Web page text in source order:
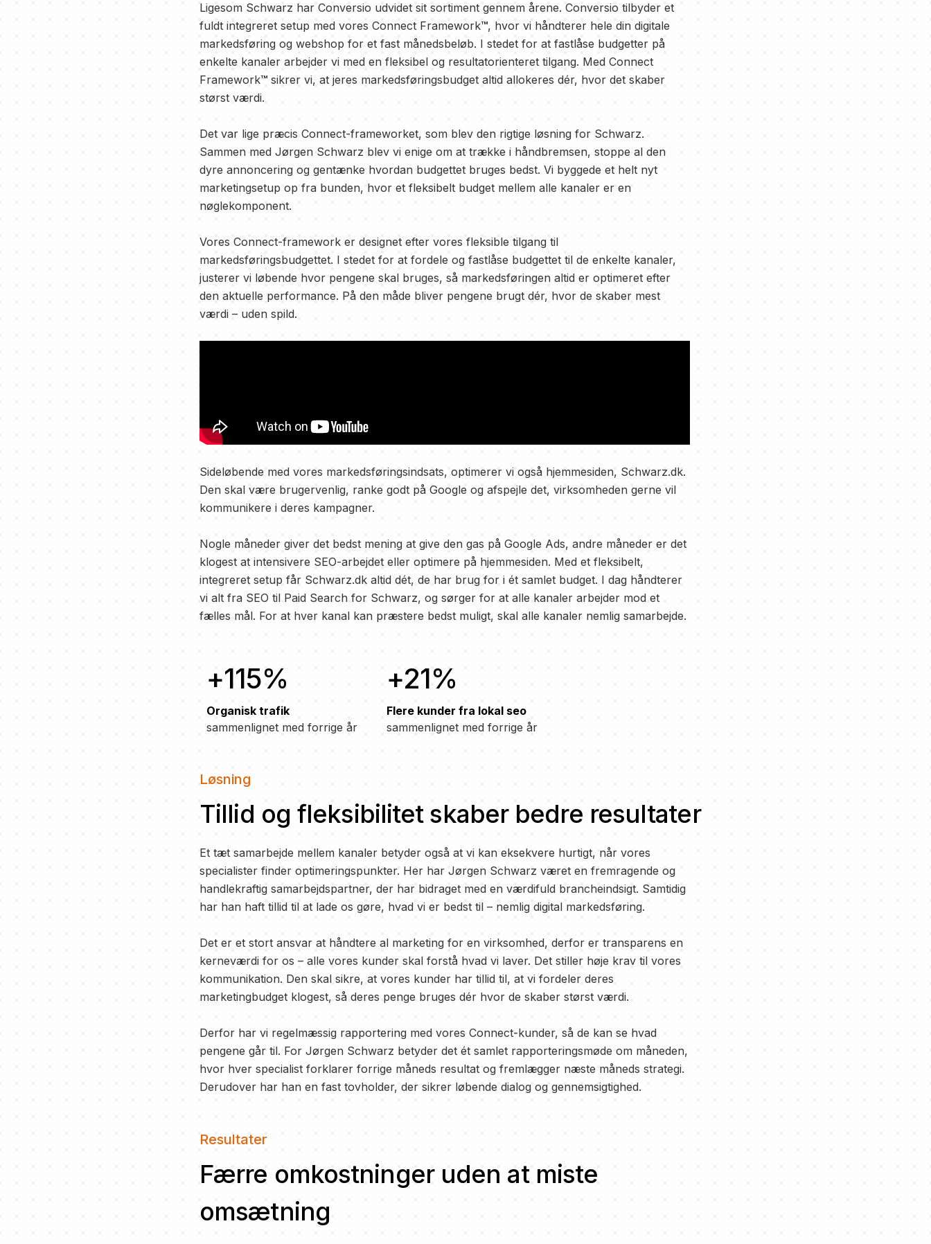
Ligesom Schwarz har Conversio udvidet sit sortiment gennem årene. Conversio tilbyder et
fuldt integreret setup med vores Connect Framework™, hvor vi håndterer hele din digitale
markedsføring og webshop for et fast månedsbeløb. I stedet for at fastlåse budgetter på
enkelte kanaler arbejder vi med en fleksibel og resultatorienteret tilgang. Med Connect
Framework™ sikrer vi, at jeres markedsføringsbudget altid allokeres dér, hvor det skaber
størst værdi.
Det var lige præcis Connect-frameworket, som blev den rigtige løsning for Schwarz.
Sammen med Jørgen Schwarz blev vi enige om at trække i håndbremsen, stoppe al den
dyre annoncering og gentænke hvordan budgettet bruges bedst. Vi byggede et helt nyt
marketingsetup op fra bunden, hvor et fleksibelt budget mellem alle kanaler er en
nøglekomponent.
Vores Connect-framework er designet efter vores fleksible tilgang til
markedsføringsbudgettet. I stedet for at fordele og fastlåse budgettet til de enkelte kanaler,
justerer vi løbende hvor pengene skal bruges, så markedsføringen altid er optimeret efter
den aktuelle performance. På den måde bliver pengene brugt dér, hvor de skaber mest
værdi – uden spild.
Sideløbende med vores markedsføringsindsats, optimerer vi også hjemmesiden, Schwarz.dk.
Den skal være brugervenlig, ranke godt på Google og afspejle det, virksomheden gerne vil
kommunikere i deres kampagner.
Nogle måneder giver det bedst mening at give den gas på Google Ads, andre måneder er det
klogest at intensivere SEO-arbejdet eller optimere på hjemmesiden. Med et fleksibelt,
integreret setup får Schwarz.dk altid dét, de har brug for i ét samlet budget. I dag håndterer
vi alt fra SEO til Paid Search for Schwarz, og sørger for at alle kanaler arbejder mod et
fælles mål. For at hver kanal kan præstere bedst muligt, skal alle kanaler nemlig samarbejde.
+115%
Organisk trafik
sammenlignet med forrige år
+21%
Flere kunder fra lokal seo
sammenlignet med forrige år
Løsning
Tillid og fleksibilitet skaber bedre resultater
Et tæt samarbejde mellem kanaler betyder også at vi kan eksekvere hurtigt, når vores
specialister finder optimeringspunkter. Her har Jørgen Schwarz været en fremragende og
handlekraftig samarbejdspartner, der har bidraget med en værdifuld brancheindsigt. Samtidig
har han haft tillid til at lade os gøre, hvad vi er bedst til – nemlig digital markedsføring.
Det er et stort ansvar at håndtere al marketing for en virksomhed, derfor er transparens en
kerneværdi for os – alle vores kunder skal forstå hvad vi laver. Det stiller høje krav til vores
kommunikation. Den skal sikre, at vores kunder har tillid til, at vi fordeler deres
marketingbudget klogest, så deres penge bruges dér hvor de skaber størst værdi.
Derfor har vi regelmæssig rapportering med vores Connect-kunder, så de kan se hvad
pengene går til. For Jørgen Schwarz betyder det ét samlet rapporteringsmøde om måneden,
hvor hver specialist forklarer forrige måneds resultat og fremlægger næste måneds strategi.
Derudover har han en fast tovholder, der sikrer løbende dialog og gennemsigtighed.
Resultater
Færre omkostninger uden at miste
omsætning